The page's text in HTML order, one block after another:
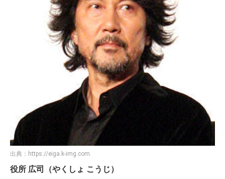
出典： https://eiga.k-img.com
役所 広司（やくしょ こうじ）